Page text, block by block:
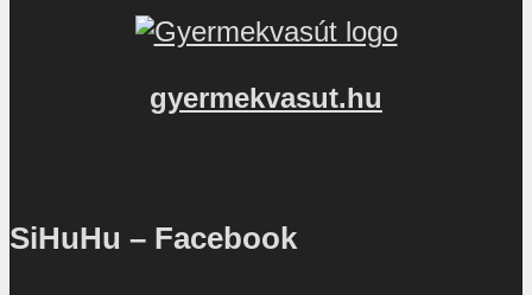
gyermekvasut.hu
SiHuHu – Facebook